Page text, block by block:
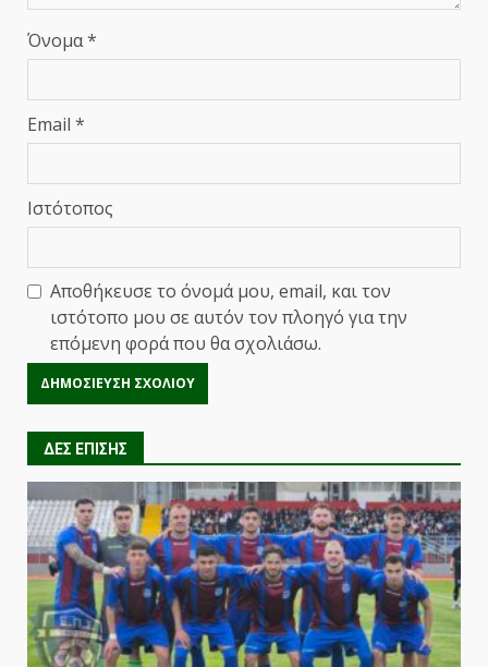
Όνομα*
Email *
Ιστότοπος
Αποθήκευσε το όνομά μου, email, και τον
ιστότοπο μου σε αυτόν τον πλοηγό για την
επόμενη φορά που θα σχολιάσω.
ΔΕΣ ΕΠΙΣΗΣ